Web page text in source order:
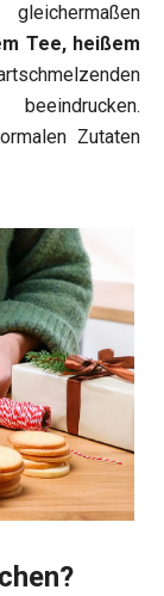
Tee, heißem
Zutaten